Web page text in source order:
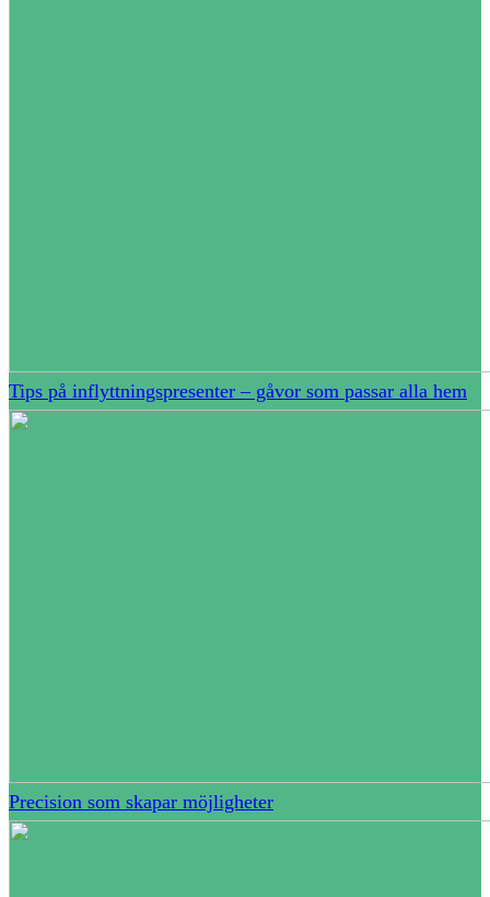
Tips på inflyttningspresenter – gåvor som passar alla hem
Precision som skapar möjligheter